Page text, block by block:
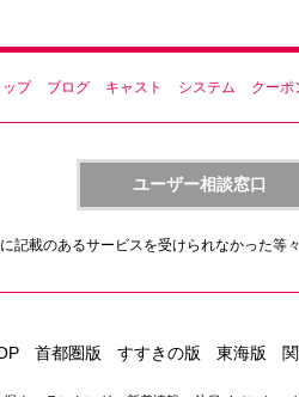
ップ ブログ キャスト システム クーポ
ユーザー相談窓口
記載のあるサービスを受けられなかった等
首都圏版 すすきの版 東海版